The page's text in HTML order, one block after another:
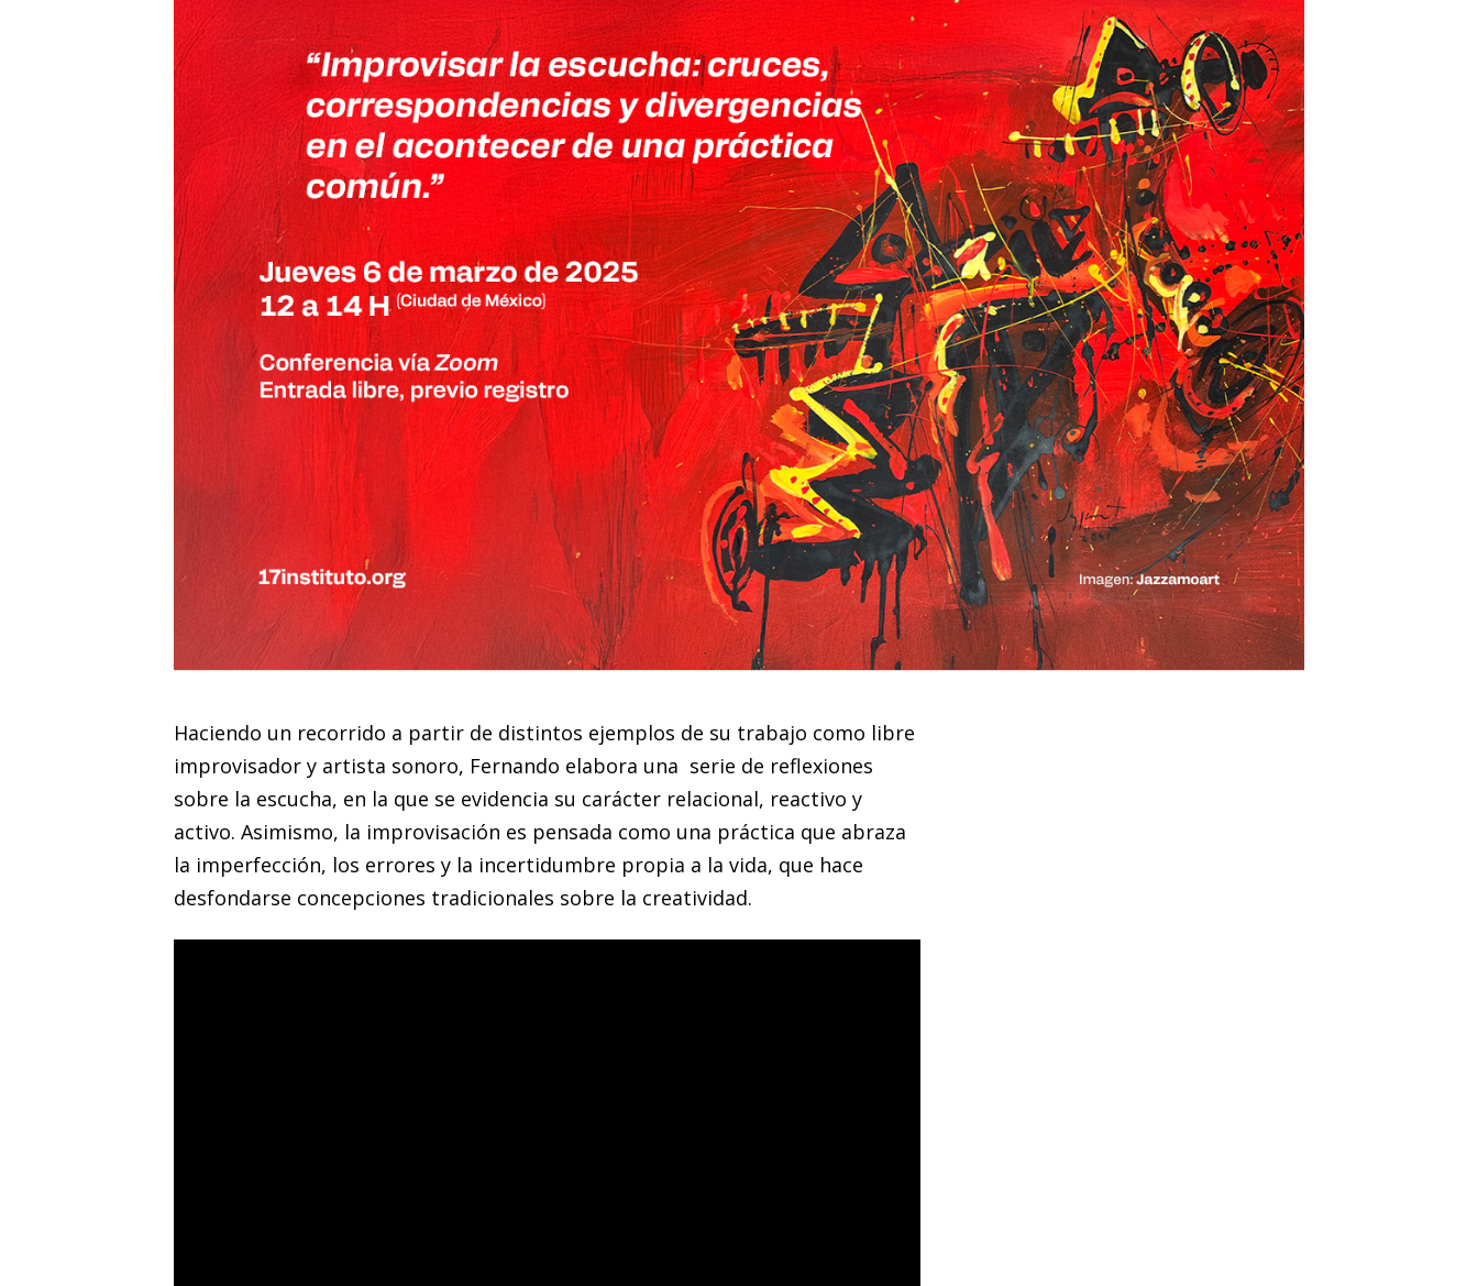
Haciendo un recorrido a partir de distintos ejemplos de su trabajo como libre
improvisador y artista sonoro, Fernando elabora una serie de reflexiones
sobre la escucha, en la que se evidencia su carácter relacional, reactivo y
activo. Asimismo, la improvisación es pensada como una práctica que abraza
la imperfección, los errores y la incertidumbre propia a la vida, que hace
desfondarse concepciones tradicionales sobre la creatividad.